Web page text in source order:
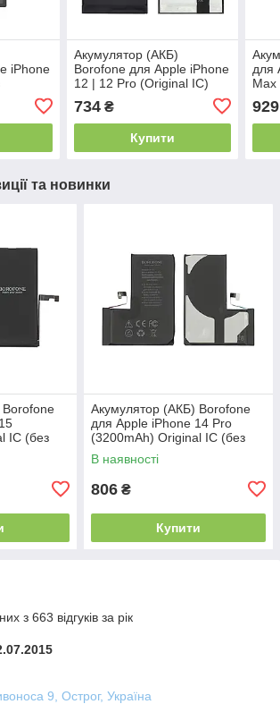
iPhone
Акумулятор (АКБ)
Borofone для Apple iPhone
12 | 12 Pro (Original IC)
734₴
Купити
для
Max
929
та новинки
IC (без
Акумулятор (АКБ) Borofone
для Apple iPhone 14 Pro
(3200mAh) Original IC (без
помилки)
В наявності
806 ₴
Купити
з 663 відгуків за рік
9, Острог, Україна